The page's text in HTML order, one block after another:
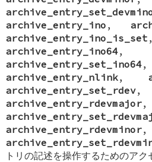
archive_entry_ino ,
archive_entry_ino_is_set ,
archive_entry_ino64,
archive_entry_set_ino64,
archive_entry_nlink,
archive_entry_set_rdev,
archive_entry_rdevmajor,
archive_entry_rdevminor,
トリの記述を操作するためのアク